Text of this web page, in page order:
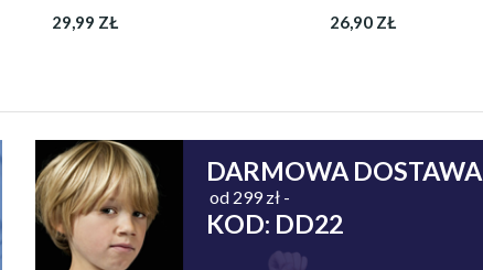
29,99 ZŁ 26,90 ZŁ
DARMOWA DOSTAWA
od 299 zł -
KOD: DD22